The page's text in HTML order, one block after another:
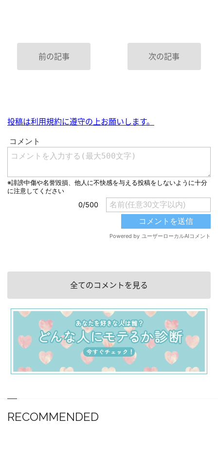
前の記事 次の記事
投稿は利用規約に遵守の上お願いします。
全てのコメントを見る
RECOMMENDED